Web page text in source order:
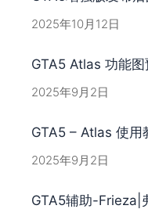
2025年10月12日
GTA5 Atlas 功能
2025年9月2日
GTA5 – Atlas 使用
2025年9月2日
GTA5辅助-Frieza|